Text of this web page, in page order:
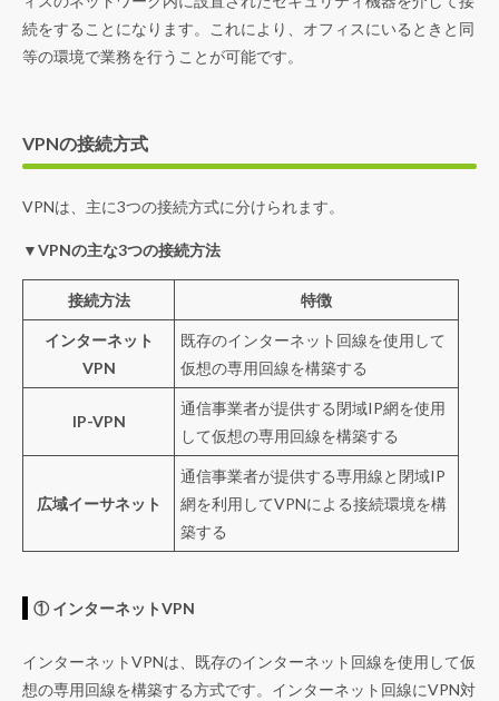
続をすることになります。これにより、オフィスにいるときと同
等の環境で業務を行うことが可能です。
VPNの接続方式
VPNは、主に3つの接続方式に分けられます。
▼VPNの主な3つの接続方法
接続方法 特徴
インターネット
VPN
既存のインターネット回線を使用して
仮想の専用回線を構築する
IP-VPN
通信事業者が提供する閉域IP網を使用
して仮想の専用回線を構築する
広域イーサネット
通信事業者が提供する専用線と閉域IP
網を利用してVPNによる接続環境を構
築する
① インターネットVPN
インターネットVPNは、既存のインターネット回線を使用して仮
想の専用回線を構築する方式です。インターネット回線にVPN対